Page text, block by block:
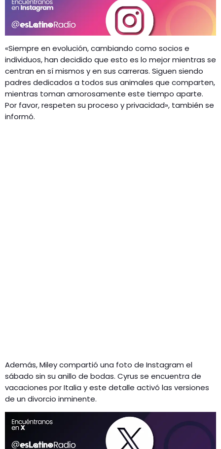
«Siempre en evolución, cambiando como socios e
individuos, han decidido que esto es lo mejor mientras se
centran en sí mismos y en sus carreras. Siguen siendo
padres dedicados a todos sus animales que comparten,
mientras toman amorosamente este tiempo aparte.
Por favor, respeten su proceso y privacidad», también se
informó.
Además, Miley compartió una foto de Instagram el
sábado sin su anillo de bodas. Cyrus se encuentra de
vacaciones por Italia y este detalle activó las versiones
de un divorcio inminente.